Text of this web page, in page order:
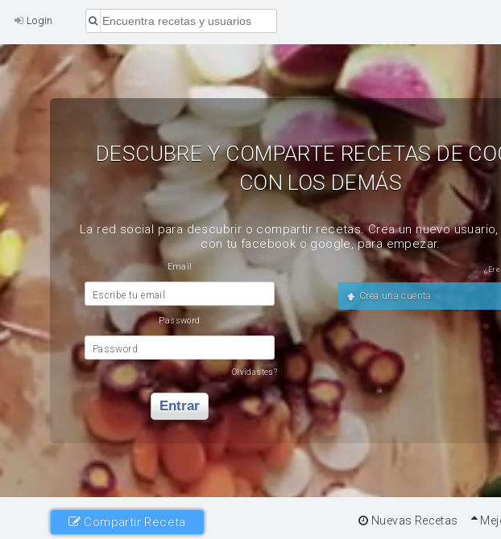
Login
DESCUBRE Y COMPARTE RECETAS DE
CON LOS DEMÁS
La red social para descubrir o compartir recetas. Crea un nuevo
con tu facebook o google, para empezar.
Email
Escribe tu email
Password
Password
Olvidastes?
Entrar
Crea una cuenta
Compartir Receta Nuevas Recetas